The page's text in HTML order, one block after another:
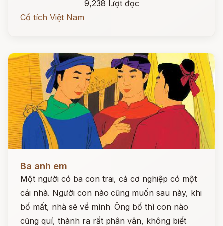
9,238 lượt đọc
Cổ tích Việt Nam
Ba anh em
Một người có ba con trai, cả cơ nghiệp có một
cái nhà. Người con nào cũng muốn sau này, khi
bố mất, nhà sẽ về mình. Ông bố thì con nào
cũng quí, thành ra rất phân vân, không biết